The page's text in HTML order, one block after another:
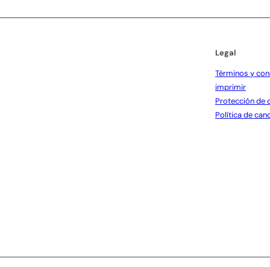
Legal
Términos y
imprimir
Protección de
Política de